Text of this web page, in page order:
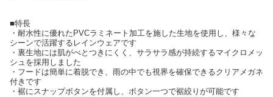
■特長
・耐水性に優れたPVCラミネート加工を施した生地を使用し、様々な
シーンで活躍するレインウェアです
・裏生地には肌がべとつきにくく、サラサラ感が持続するマイクロメッ
シュを採用しました
・フードは簡単に着脱でき、雨の中でも視界を確保できるクリアメガネ
付きです
・裾にスナップボタンを付属し、ボタン一つで裾絞りが可能です